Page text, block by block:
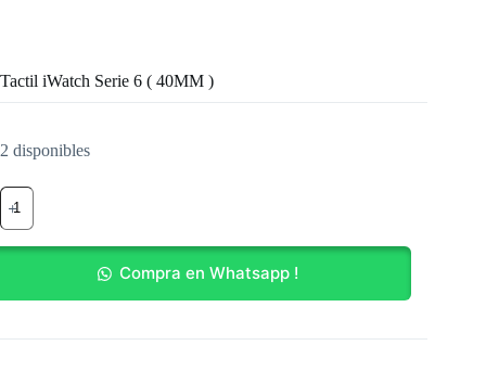
Tactil iWatch Serie 6 ( 40MM )
2 disponibles
Tactil
iWatch
Serie
6
)
Compra en Whatsapp !